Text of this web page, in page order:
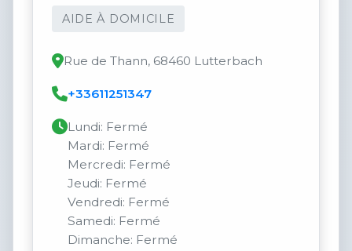
AIDE À DOMICILE
Rue de Thann, 68460 Lutterbach
+33611251347
Lundi: Fermé
Mardi: Fermé
Mercredi: Fermé
Jeudi: Fermé
Vendredi: Fermé
Samedi: Fermé
Dimanche: Fermé